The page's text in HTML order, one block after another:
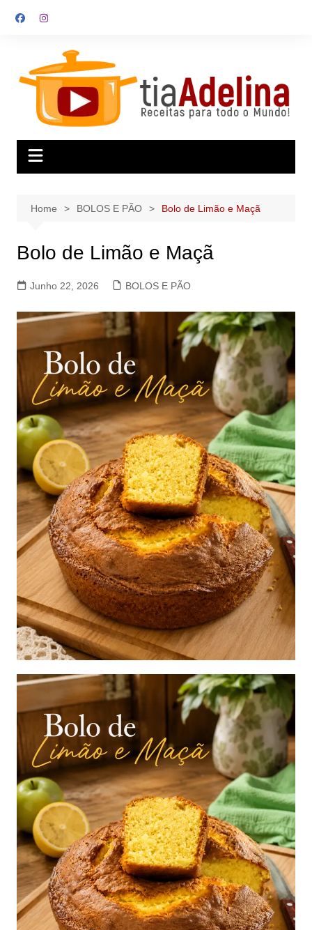
Home BOLOS E PÃO Bolo de Limão e Maçã
Bolo de Limão e Maçã
Junho 22, 2026 BOLOS E PÃO